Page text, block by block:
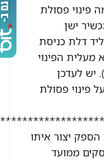
₪ לקומה פינוי פסולת
ישן
דלת כניסת
ללא מעלית הפינוי
יש לעדכן
פינוי פסולת
יצור איתו
עד 7 ימי עסקים ממועד